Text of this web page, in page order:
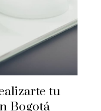
tu
Bogotá